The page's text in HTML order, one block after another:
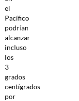
el
Pacífico
podrían
alcanzar
incluso
los
3
grados
centígrados
por